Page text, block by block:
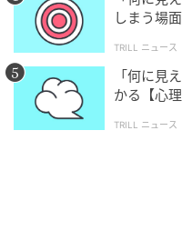
示すものではありませ
ライター：Kazuhide.Y
公認心理師・心理学ラ
しまう場
TRILL ニュース
「何に見
かる【心理
TRILL ニュース